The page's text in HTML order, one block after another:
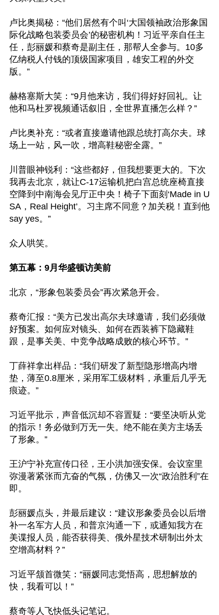
卢比奥揭秘：“他们居然有个叫‘大国领袖政治形象国
际化战略包装委员会’的秘密机构！习近平亲自任主
任，彭丽媛和蔡奇是副主任，那帮人全参与。10多
亿纳税人付钱的顶级国家项目，雄安工程的外交
版。”
赫格塞斯大笑：“9月他来访，我们得好好回礼。让
他和马杜罗视频通话叙旧，全世界直播怎么样？”
卢比奥补充：“或者直接邀请他跟总统打高尔夫。球
场上一站，风一吹，增高鞋秘密全露。”
川普眼神锐利：“这些都好，但我想要更大的。下次
我再去北京，就让C-17运输机把白宫总统座椅直接
空降到中南海会见厅正中央！椅子下面刻‘Made in U
SA，Real Height’。习主席不同意？加关税！直到他
say yes。”
众人哄笑。
第五幕：9月华盛顿访美前
北京，“形象包装委员会”再次紧急开会。
蔡奇汇报：“美方已发出高尔夫球邀请，我们必须做
好预案。如何应对镜头、如何在西装裤下隐藏鞋
跟，是事关美、中竞争战略成败的核心环节。”
丁薛祥拿出样品：“我们研发了新型隐形增高内增
垫，薄至0.8厘米，采用军工级材料，承重后几乎无
痕迹。”
习近平批示，声音低沉却不容置疑：“要坚决听从党
的指示！务必做到万无一失。绝不能在美方主场丢
了形象。”
王沪宁补充宣传口径，王小洪加强安保。会议室里
弥漫著紧张而亢奋的气氛，仿佛又一次“政治胜利”在
即。
彭丽媛点头，并最后建议：“建议形象委员会以后增
补一名军方人员，和普京沟通一下，或通知我方在
美谍报人员，能否获得美、俄外星技术研制出外太
空增高材料？”
习近平颔首微笑：“丽媛同志觉悟高，思想解放的
快，我看可以！”
蔡奇等人飞快低头记笔记。